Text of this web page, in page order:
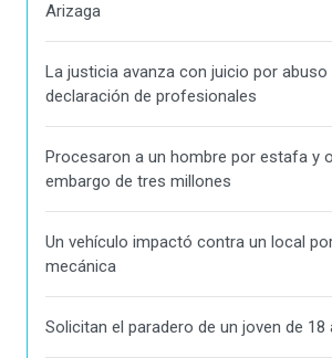
Arizaga
La justicia avanza con juicio por
declaración de profesionales
Procesaron a un hombre por estafa y
embargo de tres millones
Un vehículo impactó contra un local
mecánica
Solicitan el paradero de un joven de 18